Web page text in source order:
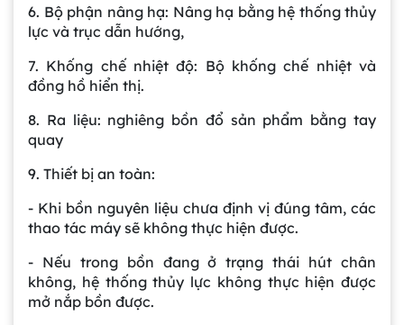
6. Bộ phận nâng hạ: Nâng hạ bằng hệ thống thủy
lực và trục dẫn hướng,
7. Khống chế nhiệt độ: Bộ khống chế nhiệt và
đồng hồ hiển thị.
8. Ra liệu: nghiêng bồn đổ sản phẩm bằng tay
quay
9. Thiết bị an toàn:
- Khi bồn nguyên liệu chưa định vị đúng tâm, các
thao tác máy sẽ không thực hiện được.
- Nếu trong bồn đang ở trạng thái hút chân
không, hệ thống thủy lực không thực hiện được
mở nắp bồn được.